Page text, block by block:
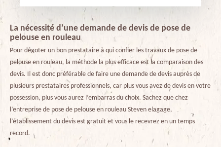
La nécessité d’une demande de devis de pose de
pelouse en rouleau
Pour dégoter un bon prestataire à qui confier les travaux de pose de
pelouse en rouleau, la méthode la plus efficace est la comparaison des
devis. Il est donc préférable de faire une demande de devis auprès de
plusieurs prestataires professionnels, car plus vous avez de devis en votre
possession, plus vous aurez l’embarras du choix. Sachez que chez
l’entreprise de pose de pelouse en rouleau Steven elagage,
l’établissement du devis est gratuit et vous le recevrez en un temps
record.